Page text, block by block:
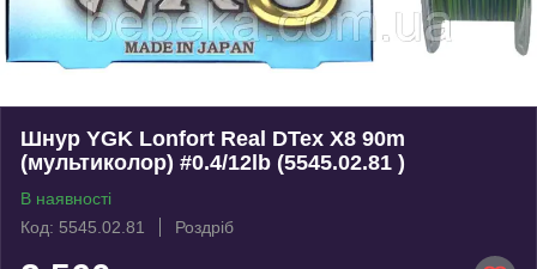
Шнур YGK Lonfort Real DTex X8 90m
(мультиколор) #0.4/12lb (5545.02.81 )
В наявності
Код: 5545.02.81
Роздріб